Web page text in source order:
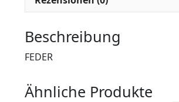
Beschreibung
FEDER
Ähnliche Produkte